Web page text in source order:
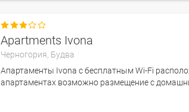

Apartments Ivona
Черногория, Будва
Апартаменты Ivona с бесплатным Wi-Fi
апартаментах возможно размещение с